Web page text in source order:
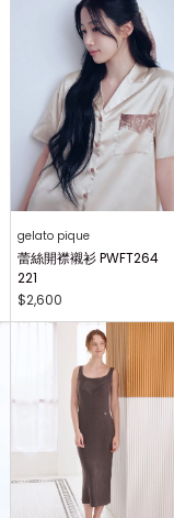
gelato pique
蕾絲開襟襯衫 PWFT264
221
$2,600